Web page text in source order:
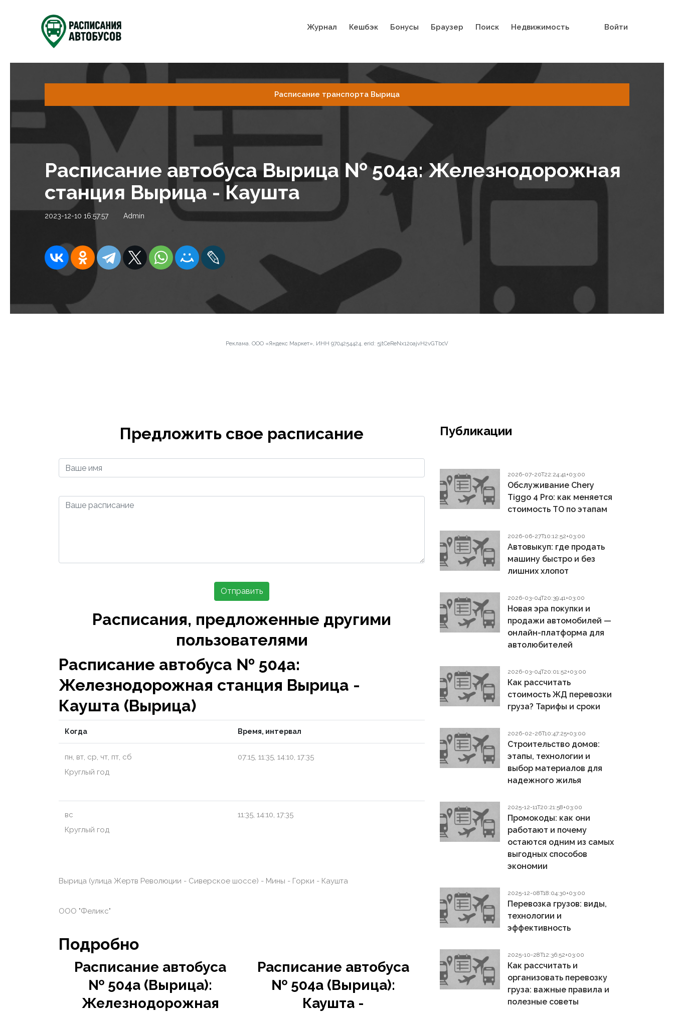
Журнал Кешбэк Бонусы Браузер Поиск Недвижимость Войти
Расписание транспорта Вырица
Расписание автобуса Вырица № 504а: Железнодорожная
станция Вырица - Каушта
2023-12-10 16:57:57 Admin
Реклама. ООО «Яндекс Маркет», ИНН 9704254424, erid: 5jtCeReNx12oajvH2vGTbcV
Предложить свое расписание
Отправить
Расписания, предложенные другими
пользователями
Расписание автобуса № 504а:
Железнодорожная станция Вырица -
Каушта (Вырица)
Когда Время, интервал
пн, вт, ср, чт, пт, сб
Круглый год
07:15, 11:35, 14:10, 17:35
вс
Круглый год
11:35, 14:10, 17:35
Вырица (улица Жертв Революции - Сиверское шоссе) - Мины - Горки - Каушта
ООО "Феликс"
Подробно
Расписание автобуса
№ 504а (Вырица):
Железнодорожная
Расписание автобуса
№ 504а (Вырица):
Каушта -
Публикации
2026-07-20T22:24:41+03:00
Обслуживание Chery
Tiggo 4 Pro: как меняется
стоимость ТО по этапам
2026-06-27T10:12:52+03:00
Автовыкуп: где продать
машину быстро и без
лишних хлопот
2026-03-04T20:39:41+03:00
Новая эра покупки и
продажи автомобилей —
онлайн-платформа для
автолюбителей
2026-03-04T20:01:52+03:00
Как рассчитать
стоимость ЖД перевозки
груза? Тарифы и сроки
2026-02-26T10:47:25+03:00
Строительство домов:
этапы, технологии и
выбор материалов для
надежного жилья
2025-12-11T20:21:58+03:00
Промокоды: как они
работают и почему
остаются одним из самых
выгодных способов
экономии
2025-12-08T18:04:30+03:00
Перевозка грузов: виды,
технологии и
эффективность
2025-10-28T12:36:52+03:00
Как рассчитать и
организовать перевозку
груза: важные правила и
полезные советы